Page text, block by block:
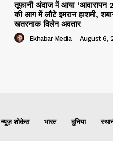
तूफानी अंदाज में आया ‘आवारापन
की आग में लौटे इमरान हाशमी,
खतरनाक विलेन अवतार
Ekhabar Media - August 6,
न्यूज़ शोकेस भारत दुनिया